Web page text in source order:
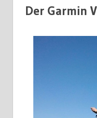
Der Garmin